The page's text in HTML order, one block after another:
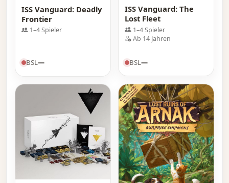
ISS Vanguard: Deadly
Frontier
1–4 Spieler
BSL—
ISS Vanguard: The
Lost Fleet
1–4 Spieler
Ab 14 Jahren
BSL —